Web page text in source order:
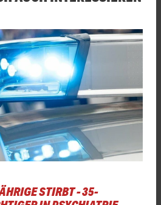
STIRBT - 35-